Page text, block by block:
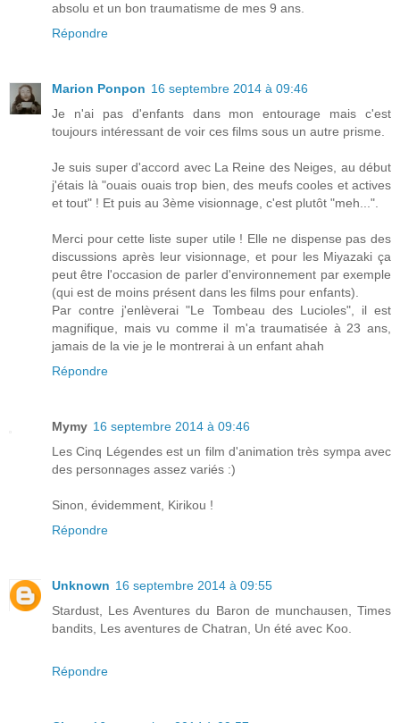
absolu et un bon traumatisme de mes 9 ans.
Répondre
Marion Ponpon 16 septembre 2014 à 09:46
Je n'ai pas d'enfants dans mon entourage mais c'est
toujours intéressant de voir ces films sous un autre prisme.
Je suis super d'accord avec La Reine des Neiges, au début
j'étais là "ouais ouais trop bien, des meufs cooles et actives
et tout" ! Et puis au 3ème visionnage, c'est plutôt "meh...".
Merci pour cette liste super utile ! Elle ne dispense pas des
discussions après leur visionnage, et pour les Miyazaki ça
peut être l'occasion de parler d'environnement par exemple
(qui est de moins présent dans les films pour enfants).
Par contre j'enlèverai "Le Tombeau des Lucioles", il est
magnifique, mais vu comme il m'a traumatisée à 23 ans,
jamais de la vie je le montrerai à un enfant ahah
Répondre
Mymy 16 septembre 2014 à 09:46
Les Cinq Légendes est un film d'animation très sympa avec
des personnages assez variés :)
Sinon, évidemment, Kirikou !
Répondre
Unknown 16 septembre 2014 à 09:55
Stardust, Les Aventures du Baron de munchausen, Times
bandits, Les aventures de Chatran, Un été avec Koo.
Répondre